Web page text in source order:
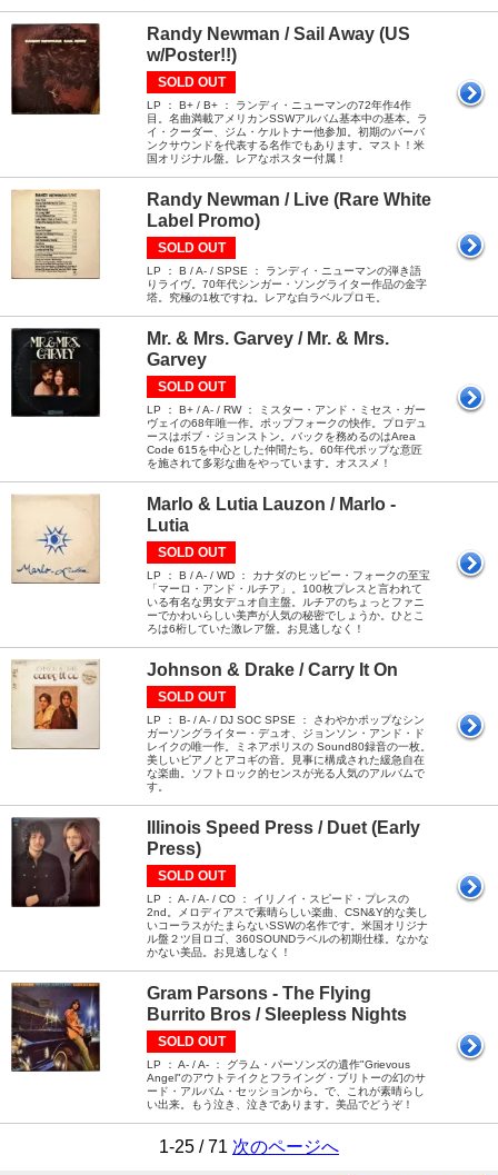
Randy Newman / Sail Away (US
w/Poster!!)
SOLD OUT
LP ： B+ / B+ ： ランディ・ニューマンの72年作4作
目。名曲満載アメリカンSSWアルバム基本中の基本。ラ
イ・クーダー、ジム・ケルトナー他参加。初期のバーバ
ンクサウンドを代表する名作でもあります。マスト！米
国オリジナル盤。レアなポスター付属！
Randy Newman / Live (Rare White
Label Promo)
SOLD OUT
LP ： B / A- / SPSE ： ランディ・ニューマンの弾き語
りライヴ。70年代シンガー・ソングライター作品の金字
塔。究極の1枚ですね。レアな白ラベルプロモ。
Mr. & Mrs. Garvey / Mr. & Mrs.
Garvey
SOLD OUT
LP ： B+ / A- / RW ： ミスター・アンド・ミセス・ガー
ヴェイの68年唯一作。ポップフォークの快作。プロデュ
ースはボブ・ジョンストン。バックを務めるのはArea
Code 615を中心とした仲間たち。60年代ポップな意匠
を施されて多彩な曲をやっています。オススメ！
Marlo & Lutia Lauzon / Marlo -
Lutia
SOLD OUT
LP ： B / A- / WD ： カナダのヒッピー・フォークの至宝
「マーロ・アンド・ルチア」。100枚プレスと言われて
いる有名な男女デュオ自主盤。ルチアのちょっとファニ
ーでかわいらしい美声が人気の秘密でしょうか。ひとこ
ろは6桁していた激レア盤。お見逃しなく！
Johnson & Drake / Carry It On
SOLD OUT
LP ： B- / A- / DJ SOC SPSE ： さわやかポップなシン
ガーソングライター・デュオ、ジョンソン・アンド・ド
レイクの唯一作。ミネアポリスの Sound80録音の一枚。
美しいピアノとアコギの音。見事に構成された緩急自在
な楽曲。ソフトロック的センスが光る人気のアルバムで
す。
Illinois Speed Press / Duet (Early
Press)
SOLD OUT
LP ： A- / A- / CO ： イリノイ・スピード・プレスの
2nd。メロディアスで素晴らしい楽曲、CSN&Y的な美し
いコーラスがたまらないSSWの名作です。米国オリジナ
ル盤２ツ目ロゴ、360SOUNDラベルの初期仕様。なかな
かない美品。お見逃しなく！
Gram Parsons - The Flying
Burrito Bros / Sleepless Nights
SOLD OUT
LP ： A- / A- ： グラム・パーソンズの遺作"Grievous
Angel"のアウトテイクとフライング・ブリトーの幻のサ
ード・アルバム・セッションから。で、これが素晴らし
い出来。もう泣き、泣きであります。美品でどうぞ！
1-25 / 71 次のページへ